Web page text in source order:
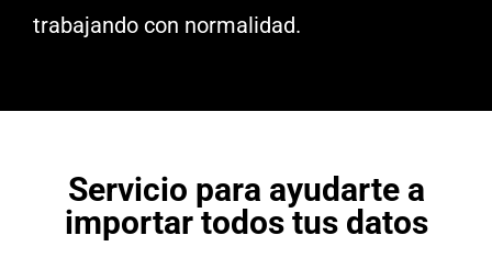
trabajando con normalidad.
Servicio para ayudarte a
importar todos tus datos